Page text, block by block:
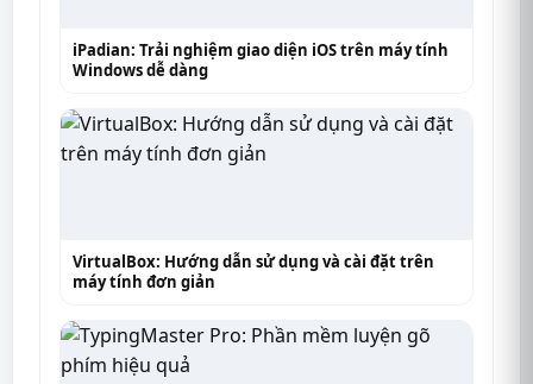
iPadian: Trải nghiệm giao diện iOS trên máy tính
Windows dễ dàng
VirtualBox: Hướng dẫn sử dụng và cài đặt trên
máy tính đơn giản